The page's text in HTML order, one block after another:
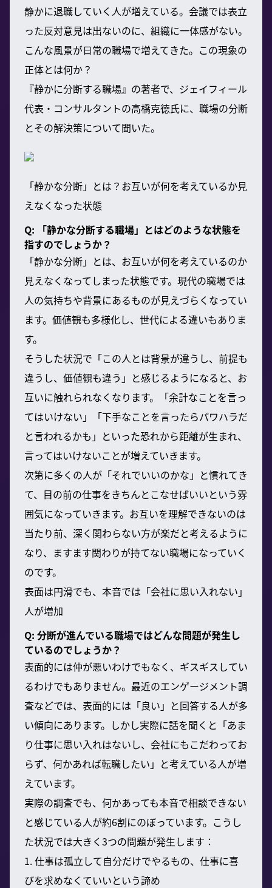
静かに退職していく人が増えている。会議では表立
った反対意見は出ないのに、組織に一体感がない。
こんな風景が日常の職場で増えてきた。この現象の
正体とは何か？
『静かに分断する職場』の著者で、ジェイフィール
代表・コンサルタントの高橋克徳氏に、職場の分断
とその解決策について聞いた。
「静かな分断」とは？お互いが何を考えているか見
えなくなった状態
Q: 「静かな分断する職場」とはどのような状態を
指すのでしょうか？
「静かな分断」とは、お互いが何を考えているのか
見えなくなってしまった状態です。現代の職場では
人の気持ちや背景にあるものが見えづらくなってい
ます。価値観も多様化し、世代による違いもありま
す。
そうした状況で「この人とは背景が違うし、前提も
違うし、価値観も違う」と感じるようになると、お
互いに触れられなくなります。「余計なことを言っ
てはいけない」「下手なことを言ったらパワハラだ
と言われるかも」といった恐れから距離が生まれ、
言ってはいけないことが増えていきます。
次第に多くの人が「それでいいのかな」と慣れてき
て、目の前の仕事をきちんとこなせばいいという雰
囲気になっていきます。お互いを理解できないのは
当たり前、深く関わらない方が楽だと考えるように
なり、ますます関わりが持てない職場になっていく
のです。
表面は円滑でも、本音では「会社に思い入れない」
人が増加
Q: 分断が進んでいる職場ではどんな問題が発生し
ているのでしょうか？
表面的には仲が悪いわけでもなく、ギスギスしてい
るわけでもありません。最近のエンゲージメント調
査などでは、表面的には「良い」と回答する人が多
い傾向にあります。しかし実際に話を聞くと「あま
り仕事に思い入れはないし、会社にもこだわってお
らず、何かあれば転職したい」と考えている人が増
えています。
実際の調査でも、何かあっても本音で相談できない
と感じている人が約6割にのぼっています。こうし
た状況では大きく3つの問題が発生します：
1. 仕事は孤立して自分だけでやるもの、仕事に喜
びを求めなくていいという諦め